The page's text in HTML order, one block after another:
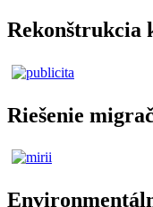
Rekonštrukcia
Riešenie